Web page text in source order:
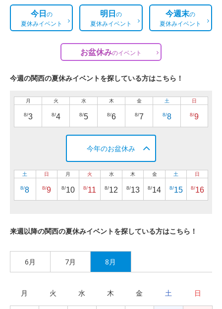
今日の
夏休みイベント
明日の
夏休みイベント
今週末の
夏休みイベント
お盆休みのイベント
今週の関西の夏休みイベントを探している方はこちら！
月
8/3
火
8/4
水
8/5
木
8/6
金
8/7
土
8/8
日
8/9
今年のお盆休み
土
8/8
日
8/9
月
8/10
火
8/11
水
8/12
木
8/13
金
8/14
土
8/15
日
8/16
来週以降の関西の夏休みイベントを探している方はこちら！
6月 7月 8月
月 火 水 木 金 土 日